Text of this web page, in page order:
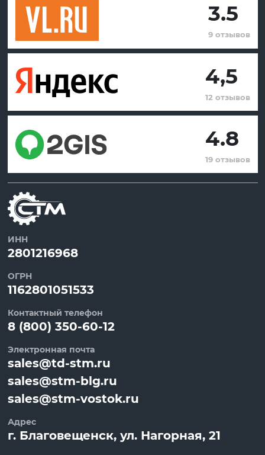
3.5
9 отзывов
4,5
12 отзывов
4.8
19 отзывов
ИНН
2801216968
ОГРН
1162801051533
Контактный телефон
8 (800) 350-60-12
Электронная почта
sales@td-stm.ru
sales@stm-blg.ru
sales@stm-vostok.ru
Адрес
г. Благовещенск, ул. Нагорная, 21